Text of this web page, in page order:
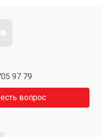
97 79
вопрос